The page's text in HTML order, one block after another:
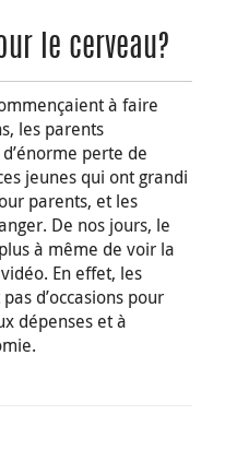
le cerveau?
à faire
les parents
perte de
jeunes qui ont grandi
parents, et les
De nos jours, le
à même de voir la
En effet, les
d’occasions pour
dépenses et à